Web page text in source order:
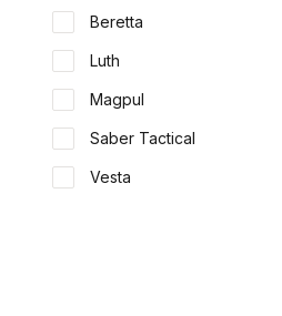
Beretta
Luth
Magpul
Saber Tactical
Vesta